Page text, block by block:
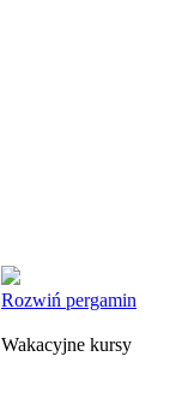
Rozwiń pergamin
Wakacyjne kursy